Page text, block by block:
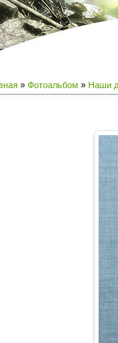
» Фотоальбом » Наши